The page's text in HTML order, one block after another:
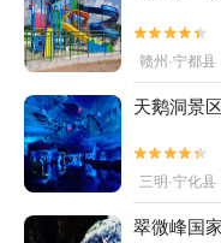


赣州·宁都县
天鹅洞景区


三明·宁化县
翠微峰国